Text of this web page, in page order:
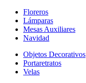
Floreros
Lámparas
Mesas Auxiliares
Navidad
Objetos Decorativos
Portaretratos
Velas